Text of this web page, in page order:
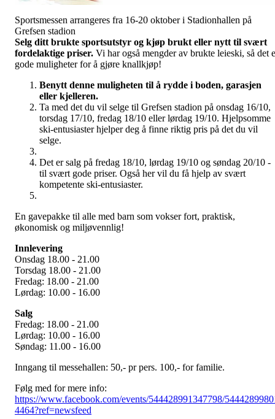
Sportsmessen arrangeres fra 16-20 oktober i Stadionhallen på
Grefsen stadion
Selg ditt brukte sportsutstyr og kjøp brukt eller nytt til svært
fordelaktige priser. Vi har også mengder av brukte leieski, så det
gode muligheter for å gjøre knallkjøp!
Benytt denne muligheten til å rydde i boden, garasjen
eller kjelleren.
Ta med det du vil selge til Grefsen stadion på onsdag 16/10,
torsdag 17/10, fredag 18/10 eller lørdag 19/10. Hjelpsomme
ski-entusiaster hjelper deg å finne riktig pris på det du vil
selge.
Det er salg på fredag 18/10, lørdag 19/10 og søndag 20/10 -
til svært gode priser. Også her vil du få hjelp av svært
kompetente ski-entusiaster.
En gavepakke til alle med barn som vokser fort, praktisk,
økonomisk og miljøvennlig!
Innlevering
Onsdag 18.00 - 21.00
Torsdag 18.00 - 21.00
Fredag: 18.00 - 21.00
Lørdag: 10.00 - 16.00
Salg
Fredag: 18.00 - 21.00
Lørdag: 10.00 - 16.00
Søndag: 11.00 - 16.00
Inngang til messehallen: 50,- pr pers. 100,- for familie.
Følg med for mere info:
https://www.facebook.com/events/544428991347798/
4464?ref=newsfeed